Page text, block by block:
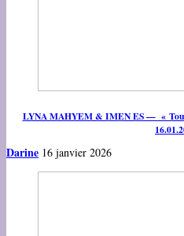
LYNA MAHYEM & IMEN ES — « Tout
Darine 16 janvier 2026